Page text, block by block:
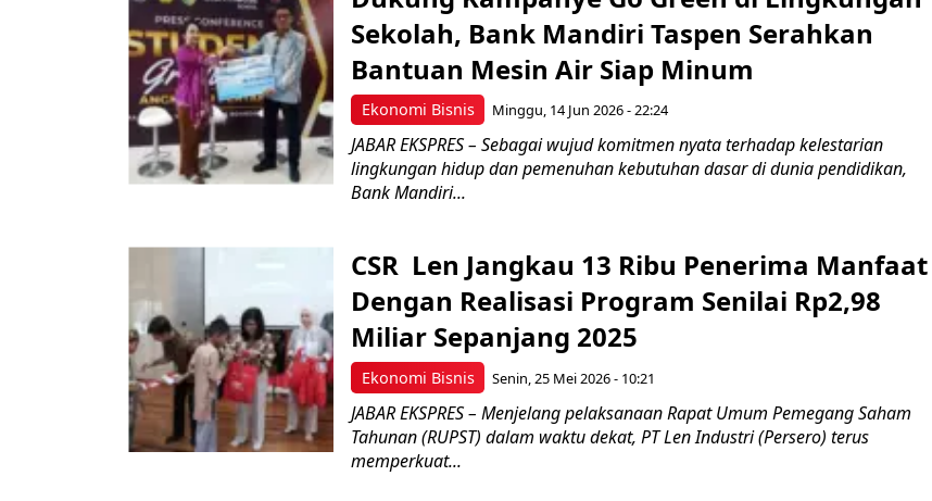
Ekonomi Bisnis
Sekolah, Bank Mandiri Taspen Serahkan
Bantuan Mesin Air Siap Minum
Minggu, 14 Jun 2026 - 22:24
JABAR EKSPRES – Sebagai wujud komitmen nyata terhadap kelestarian
lingkungan hidup dan pemenuhan kebutuhan dasar di dunia pendidikan,
Bank Mandiri...
Ekonomi Bisnis
CSR Len Jangkau 13 Ribu Penerima Manfaat
Dengan Realisasi Program Senilai Rp2,98
Miliar Sepanjang 2025
Senin, 25 Mei 2026 - 10:21
JABAR EKSPRES – Menjelang pelaksanaan Rapat Umum Pemegang Saham
Tahunan (RUPST) dalam waktu dekat, PT Len Industri (Persero) terus
memperkuat...